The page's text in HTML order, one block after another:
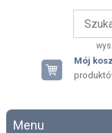
Mój
Menu